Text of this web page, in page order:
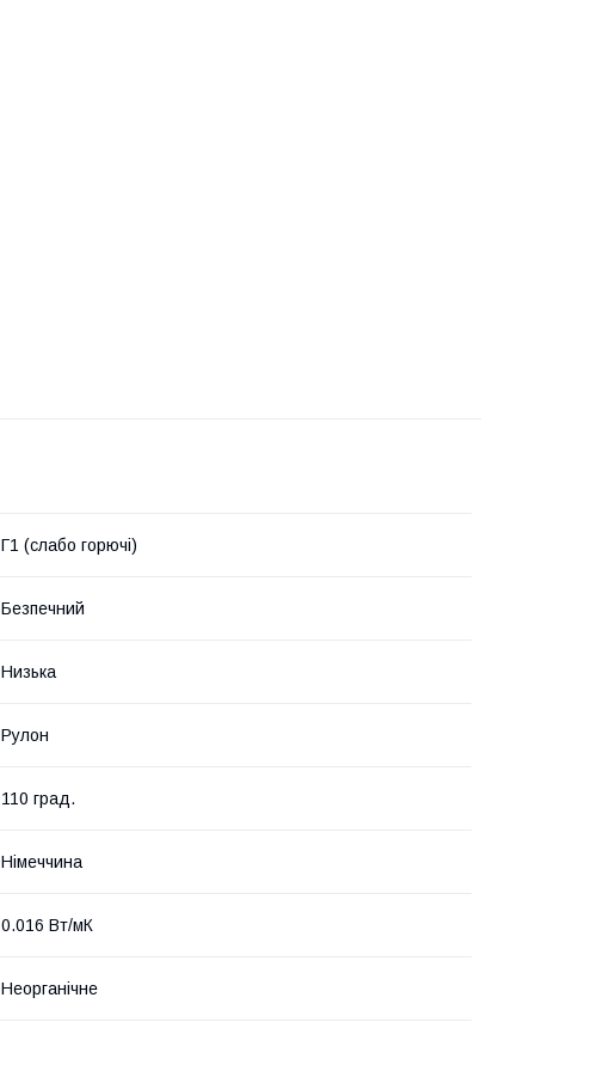
Г1 (слабо горючі)
Безпечний
Низька
Рулон
110 град.
Німеччина
0.016 Вт/мК
Неорганічне